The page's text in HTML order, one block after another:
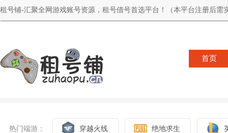
租号铺-汇聚全网游戏账号资源，租号借号首选平台！（本平台注册后需
首页
热门端游： 穿越火线 绝地求生